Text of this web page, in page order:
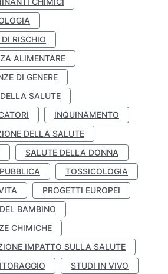
RISCHIO
ALIMENTARE
DI GENERE
SALUTE
INQUINAMENTO
DELLA SALUTE
SALUTE DELLA DONNA
TOSSICOLOGIA
PROGETTI EUROPEI
BAMBINO
CHIMICHE
IMPATTO SULLA SALUTE
STUDI IN VIVO